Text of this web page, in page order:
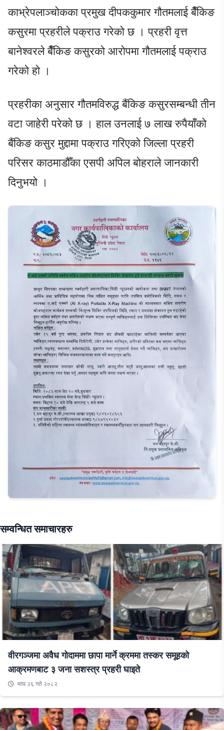
काभ्रेपलाञ्चोकका प्रमुख दीपककुमार गौतमलाई बैँकिङ
कसुरमा प्रहरीले पक्राउ गरेको छ । प्रहरी वृत्त
बानेश्वरले बैँकिङ कसुरको आरोपमा गौतमलाई पक्राउ
गरेको हो ।
प्रहरीका अनुसार गौतमविरुद्ध बैंकिङ कसुरसम्बन्धी तीन
वटा जाहेरी परेको छ । हाल उनलाई ७ लाख रुपैयाँको
बैंकिङ कसुर मुद्दामा पक्राउ गरिएको जिल्ला प्रहरी
परिसर काठमाडौँका एसपी अपिल बोहराले जानकारी
दिनुभयो ।
सम्वन्धित समाचारहरु
वीरगञ्जमा अवैध गोदाममा छापा मार्ने क्रममा तस्कर समूहको
आक्रमणबाट ३ जना सशस्त्र प्रहरी घाइते
माघ २६ गते २०८२